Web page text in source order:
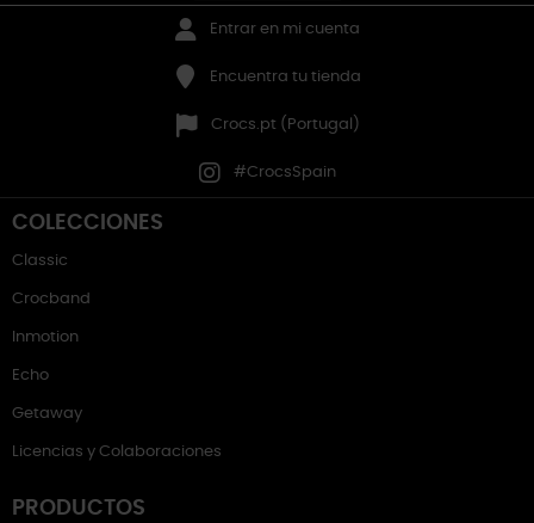
Entrar en mi cuenta
Encuentra tu tienda
Crocs.pt (Portugal)
#CrocsSpain
COLECCIONES
Classic
Crocband
Inmotion
Echo
Getaway
Licencias y Colaboraciones
PRODUCTOS